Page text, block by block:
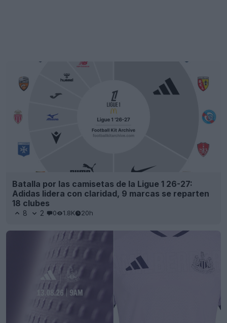
Batalla por las camisetas de la Ligue 1 26-27:
Adidas lidera con claridad, 9 marcas se reparten
18 clubes
8 2 0 1.8K 20h